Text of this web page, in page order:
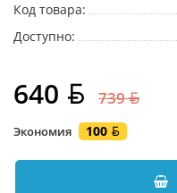
Код товара:
Доступно:
640 739
Экономия 100